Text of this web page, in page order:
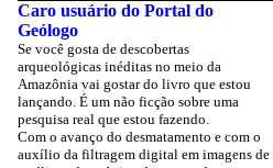
Caro usuário do Portal do
Geólogo
Se você gosta de descobertas
arqueológicas inéditas no meio da
Amazônia vai gostar do livro que estou
lançando. É um não ficção sobre uma
pesquisa real que estou fazendo.
Com o avanço do desmatamento e com o
auxílio da filtragem digital em imagens de